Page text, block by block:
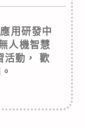
用研發中
人機智慧
活動， 歡